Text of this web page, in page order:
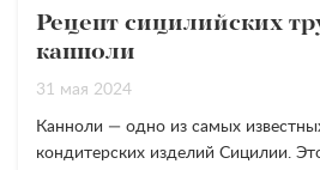
Рецепт сицилийских
канноли
31 мая 2024
Канноли — одно из самых
кондитерских изделий Сицилии.